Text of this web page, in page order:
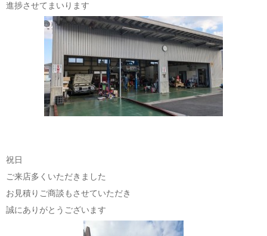
進捗させてまいります
祝日
ご来店多くいただきました
お見積りご商談もさせていただき
誠にありがとうございます